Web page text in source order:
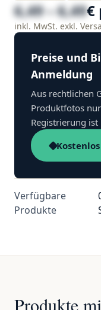
6,49 – 6,49€
inkl. MwSt. exkl.
Preise und
Anmeldung
Aus rechtlichen
Produktfotos
Registrierung ist
Verfügbare
Produkte
Produkte